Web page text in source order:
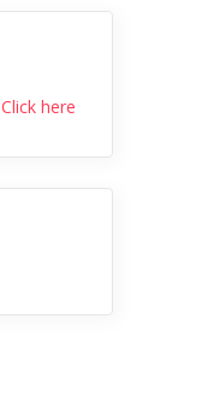
Click here